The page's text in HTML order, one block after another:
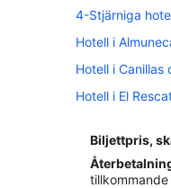
4-Stjärniga
Hotell i
Hotell i Canillas
Hotell i El
Hotell i Nerja
Hotell i Punta
Biljettpris,